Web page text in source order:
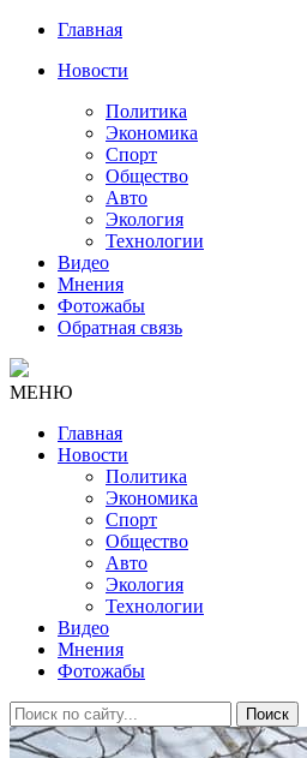
Главная
Новости
Политика
Экономика
Спорт
Общество
Авто
Экология
Технологии
Видео
Мнения
Фотожабы
Обратная связь
МЕНЮ
Главная
Новости
Политика
Экономика
Спорт
Общество
Авто
Экология
Технологии
Видео
Мнения
Фотожабы
Поиск